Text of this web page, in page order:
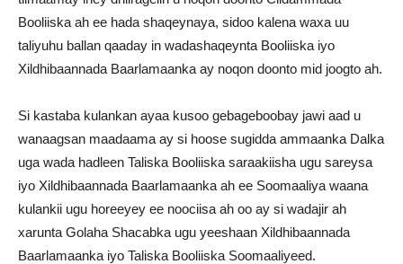
Booliiska ah ee hada shaqeynaya, sidoo kalena waxa uu
taliyuhu ballan qaaday in wadashaqeynta Booliiska iyo
Xildhibaannada Baarlamaanka ay noqon doonto mid joogto ah.
Si kastaba kulankan ayaa kusoo gebageboobay jawi aad u
wanaagsan maadaama ay si hoose sugidda ammaanka Dalka
uga wada hadleen Taliska Booliiska saraakiisha ugu sareysa
iyo Xildhibaannada Baarlamaanka ah ee Soomaaliya waana
kulankii ugu horeeyey ee noociisa ah oo ay si wadajir ah
xarunta Golaha Shacabka ugu yeeshaan Xildhibaannada
Baarlamaanka iyo Taliska Booliiska Soomaaliyeed.